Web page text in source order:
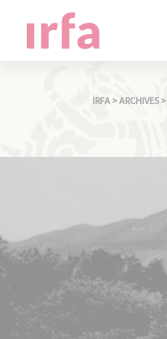
IRFA >ARCHIVES >